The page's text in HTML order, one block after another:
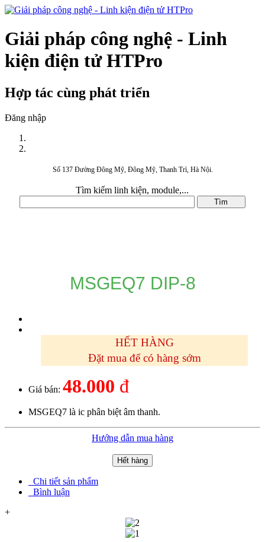
Giải pháp công nghệ - Linh
kiện điện tử HTPro
Hợp tác cùng phát triển
Đăng nhập
Số 137 Đường Đông Mỹ, Đông Mỹ, Thanh Trì, Hà Nội.
Tìm kiếm linh kiện, module,...
MSGEQ7 DIP-8
HẾT HÀNG
Đặt mua để có hàng sớm
Giá bán: 48.000 đ
MSGEQ7 là ic phân biệt âm thanh.
Hướng dẫn mua hàng
Hết hàng
Chi tiết sản phẩm
Bình luận
+